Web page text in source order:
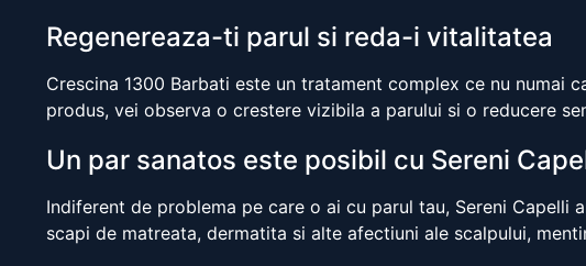
Regenereaza-ti parul si reda-i vitalitatea
Crescina 1300 Barbati este un tratament complex ce nu numai
produs, vei observa o crestere vizibila a parului si o reducere
Un par sanatos este posibil cu Sereni
Indiferent de problema pe care o ai cu parul tau, Sereni
scapi de matreata, dermatita si alte afectiuni ale scalpului,